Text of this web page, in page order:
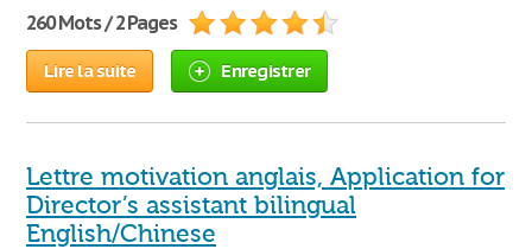
260 Mots / 2 Pages
Lire la suite Enregistrer
Lettre motivation anglais, Application for
Director’s assistant bilingual
English/Chinese